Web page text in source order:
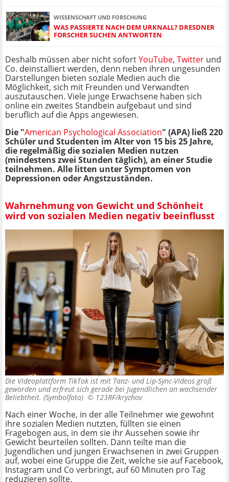
WISSENSCHAFT UND FORSCHUNG
WAS PASSIERTE NACH DEM URKNALL? DRESDNER
FORSCHER SUCHEN ANTWORTEN
Deshalb müssen aber nicht sofortYouTube, Twitter und
Co. deinstalliert werden, denn neben ihren ungesunden
Darstellungen bieten soziale Medien auch die
Möglichkeit, sich mit Freunden und Verwandten
auszutauschen. Viele junge Erwachsene haben sich
online ein zweites Standbein aufgebaut und sind
beruflich auf die Apps angewiesen.
Die "American Psychological Association" (APA) ließ 220
Schüler und Studenten im Alter von 15 bis 25 Jahre,
die regelmäßig die sozialen Medien nutzen
(mindestens zwei Stunden täglich), an einer Studie
teilnehmen. Alle litten unter Symptomen von
Depressionen oder Angstzuständen.
Wahrnehmung von Gewicht und Schönheit
wird von sozialen Medien negativ beeinflusst
Die Videoplattform TikTok ist mit Tanz- und Lip-Sync-Videos groß
geworden und erfreut sich gerade bei Jugendlichen an wachsender
Beliebtheit. (Symbolfoto) © 123RF/kryzhov
Nach einer Woche, in der alle Teilnehmer wie gewohnt
ihre sozialen Medien nutzten, füllten sie einen
Fragebogen aus, in dem sie ihr Aussehen sowie ihr
Gewicht beurteilen sollten. Dann teilte man die
Jugendlichen und jungen Erwachsenen in zwei Gruppen
auf, wobei eine Gruppe die Zeit, welche sie auf Facebook,
Instagram und Co verbringt, auf 60 Minuten pro Tag
reduzieren sollte.